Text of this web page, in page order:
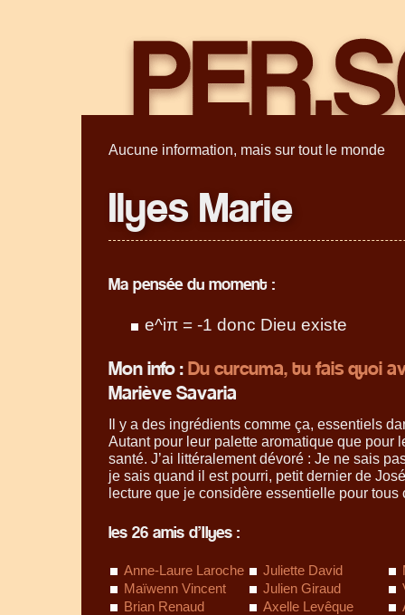
Aucune information, mais sur tout le monde
Ilyes Marie
Ma pensée du moment :
e^iπ = -1 donc Dieu existe
Mon info :Du curcuma, tu fais quoi
Mariève Savaria
Il y a des ingrédients comme ça, essentiels
Autant pour leur palette aromatique que pour
santé. J’ai littéralement dévoré : Je ne sais
je sais quand il est pourri, petit dernier de
lecture que je considère essentielle pour
les 26 amis d’Ilyes :
Anne-Laure Laroche Juliette David
Maïwenn Vincent
Julien Giraud
Brian Renaud
Axelle Levêque